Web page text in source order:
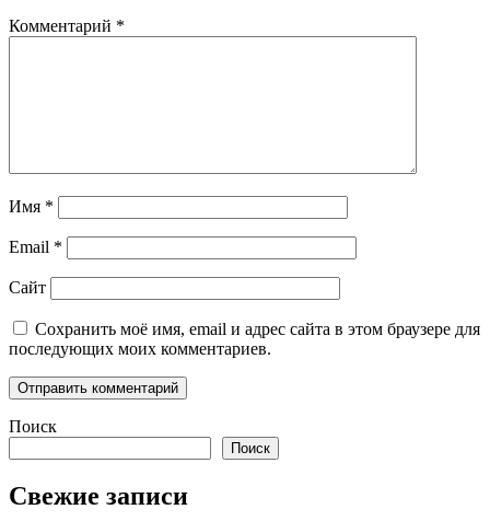
Комментарий *
Имя *
Email *
Сайт
Сохранить моё имя, email и адрес сайта в этом браузере для
последующих моих комментариев.
Поиск
Поиск
Свежие записи